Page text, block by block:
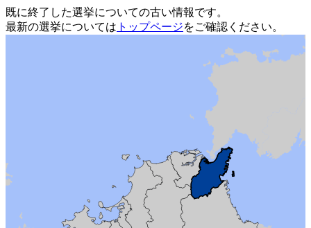
既に終了した選挙についての古い情報です。
最新の選挙については トップページをご確認ください。